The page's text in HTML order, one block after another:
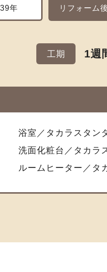
年 リフォーム
工期 1週
浴室／タカラスタン
洗面化粧台／タカラ
ルームヒーター／タ